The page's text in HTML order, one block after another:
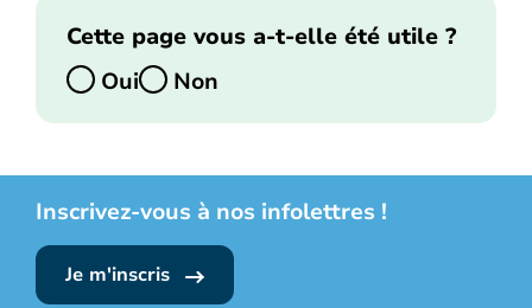
Cette page vous a-t-elle été utile ?
Oui
Non
Inscrivez-vous à nos infolettres !
Je m'inscris